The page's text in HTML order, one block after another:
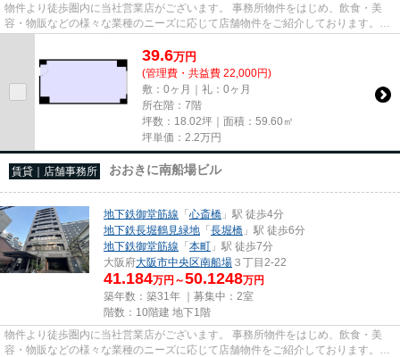
物件より徒歩圏内に当社営業店がございます。 事務所物件をはじめ、飲食・美
容・物販などの様々な業種のニーズに応じて店舗物件をご紹介しております。
尚、弊社ではおとり広告は一切...
39.6万円
(管理費・共益費 22,000円)
敷：0ヶ月｜礼：0ヶ月
所在階：7階
坪数：18.02坪｜面積：59.60㎡
坪単価： 2.2万円
賃貸｜店舗事務所 おおきに南船場ビル
地下鉄御堂筋線 「心斎橋 」駅 徒歩4分
地下鉄長堀鶴見緑地 「長堀橋 」駅 徒歩6分
地下鉄御堂筋線 「本町 」駅 徒歩7分
大阪府大阪市中央区南船場 ３丁目2-22
41.184万円～50.1248万円
築年数：築31年 ｜募集中： 2室
階数：10階建 地下1階
物件より徒歩圏内に当社営業店がございます。 事務所物件をはじめ、飲食・美
容・物販などの様々な業種のニーズに応じて店舗物件をご紹介しております。